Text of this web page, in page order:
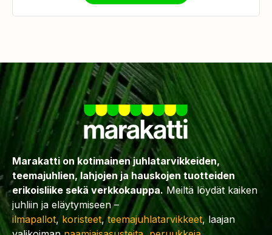
Marakatti on kotimainen juhlatarvikkeiden,
teemajuhlien, lahjojen ja hauskojen tuotteiden
erikoisliike sekä verkkokauppa. Meiltä löydät kaiken
juhliin ja eläytymiseen –
ilmapallot, koristeet,teemajuhlatarvikkeet, laajan